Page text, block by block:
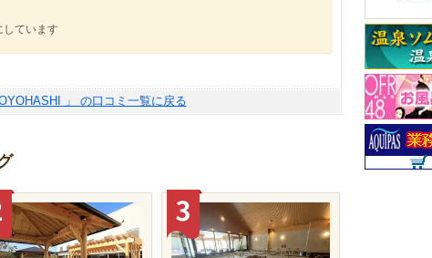
しています
」 の口コミ一覧に戻る